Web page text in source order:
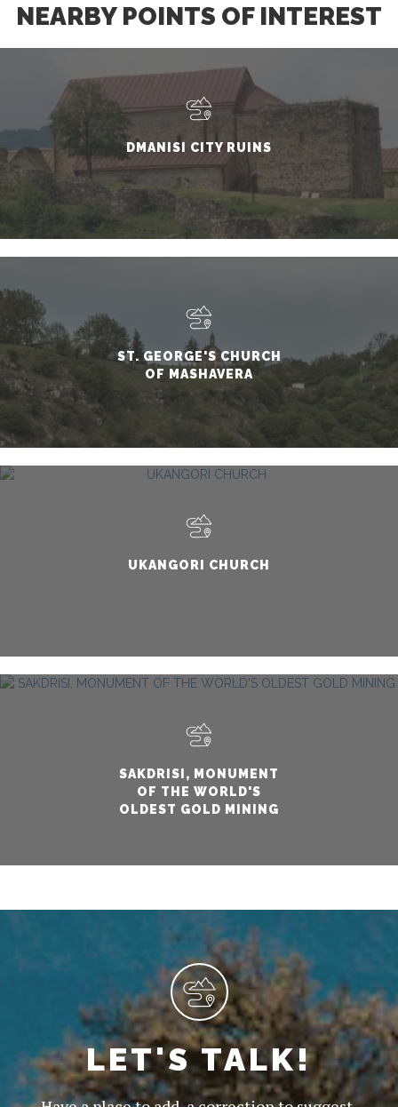
NEARBY POINTS OF INTEREST
DMANISI CITY RUINS
ST. GEORGE'S CHURCH
OF MASHAVERA
UKANGORI CHURCH
SAKDRISI, MONUMENT
OF THE WORLD'S
OLDEST GOLD MINING
LET'S TALK!